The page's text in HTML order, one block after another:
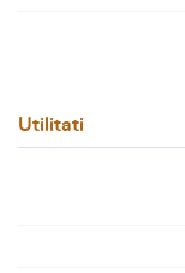
Utilitati